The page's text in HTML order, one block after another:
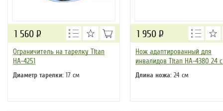
Ограничитель на тарелку Titan
HA-4251
Диаметр тарелки: 17 см
1 560 Р
Нож адаптированный для
инвалидов Titan HA-4380 24
Длина ножа: 24 см
1 950 Р